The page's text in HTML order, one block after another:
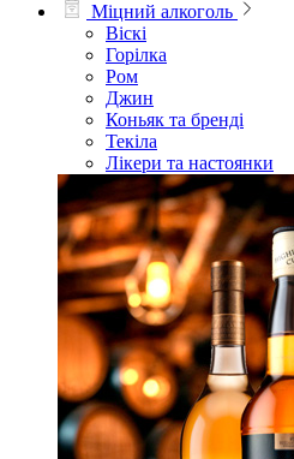
Міцний алкоголь
Віскі
Горілка
Ром
Джин
Коньяк та бренді
Текіла
Лікери та настоянки